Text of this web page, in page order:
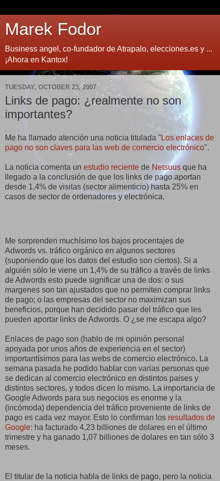
Marek Fodor
Business angel, co-fundador de Atrapalo, elecciones.es y ...
¡Ahora en Kantox!
TUESDAY, OCTOBER 23, 2007
Links de pago: ¿realmente no son
importantes?
Me ha llamado atención una noticia titulada " Los enlaces de
pago no son claves para las web de comercio electrónico".
La noticia comenta un estudio reciente de Netsuus que ha
llegado a la conclusión de que los links de pago aportan
desde 1,4% de visitas (sector alimenticio) hasta 25% en
casos de sector de ordenadores y electrónica.
Me sorprenden muchísimo los bajos procentajes de
Adwords vs. tráfico orgánico en algunos sectores
(suponiendo que los datos del estudio son ciertos). Si a
alguién sólo le viene un 1,4% de su tráfico a través de links
de Adwords esto puede significar una de dos: o sus
margenes son tan ajustados que no permiten comprar links
de pago; o las empresas del sector no maximizan sus
beneficios, porque han decidido pasar del tráfico que les
pueden aportar links de Adwords. O ¿se me escapa algo?
Enlaces de pago son (hablo de mi opinión personal
apoyada por unos años de experiencia en el sector)
importantísimos para las webs de comercio electrónico. La
semana pasada he podido hablar con varias personas que
se dedican al comercio electrónico en distintos paises y
distintos sectores, y todos dicen lo mismo. La importancia de
Google Adwords para sus negocios es enorme y la
(incómoda) dependencia del tráfico proveniente de links de
pago es cada vez mayor. Esto lo confirman los resultados de
Google: ha facturado 4,23 billiones de dolares en el último
trimestre y ha ganado 1,07 billiones de dolares en tan sólo 3
meses.
El titular de la noticia habla de links de pago, pero la noticia